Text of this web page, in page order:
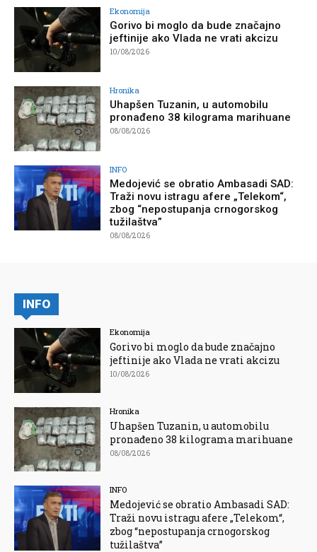
Ekonomija
Gorivo bi moglo da bude značajno
jeftinije ako Vlada ne vrati akcizu
10/08/2026
Hronika
Uhapšen Tuzanin, u automobilu
pronađeno 38 kilograma marihuane
08/08/2026
INFO
Medojević se obratio Ambasadi SAD:
Traži novu istragu afere „Telekom“,
zbog “nepostupanja crnogorskog
tužilaštva”
08/08/2026
INFO
Ekonomija
Gorivo bi moglo da bude značajno
jeftinije ako Vlada ne vrati akcizu
10/08/2026
Hronika
Uhapšen Tuzanin, u automobilu
pronađeno 38 kilograma marihuane
08/08/2026
INFO
Medojević se obratio Ambasadi SAD:
Traži novu istragu afere „Telekom“,
zbog “nepostupanja crnogorskog
tužilaštva”